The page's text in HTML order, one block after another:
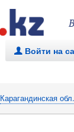
. Войти на
Карагандинская обл.